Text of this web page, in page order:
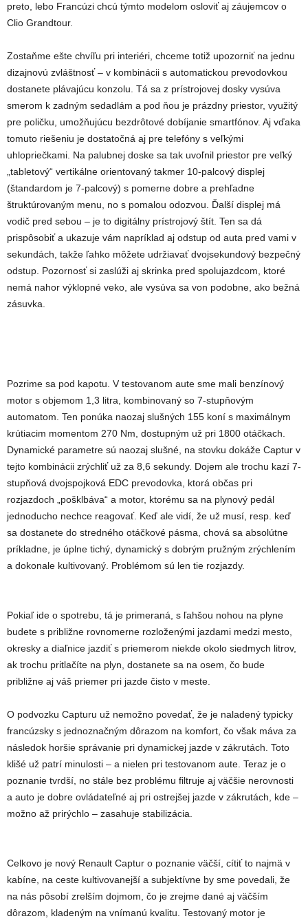
preto, lebo Francúzi chcú týmto modelom osloviť aj záujemcov o
Clio Grandtour.
Zostaňme ešte chvíľu pri interiéri, chceme totiž upozorniť na jednu
dizajnovú zvláštnosť – v kombinácii s automatickou prevodovkou
dostanete plávajúcu konzolu. Tá sa z prístrojovej dosky vysúva
smerom k zadným sedadlám a pod ňou je prázdny priestor, využitý
pre poličku, umožňujúcu bezdrôtové dobíjanie smartfónov. Aj vďaka
tomuto riešeniu je dostatočná aj pre telefóny s veľkými
uhlopriečkami. Na palubnej doske sa tak uvoľnil priestor pre veľký
„tabletový“ vertikálne orientovaný takmer 10-palcový displej
(štandardom je 7-palcový) s pomerne dobre a prehľadne
štruktúrovaným menu, no s pomalou odozvou. Ďalší displej má
vodič pred sebou – je to digitálny prístrojový štít. Ten sa dá
prispôsobiť a ukazuje vám napríklad aj odstup od auta pred vami v
sekundách, takže ľahko môžete udržiavať dvojsekundový bezpečný
odstup. Pozornosť si zaslúži aj skrinka pred spolujazdcom, ktoré
nemá nahor výklopné veko, ale vysúva sa von podobne, ako bežná
zásuvka.
Pozrime sa pod kapotu. V testovanom aute sme mali benzínový
motor s objemom 1,3 litra, kombinovaný so 7-stupňovým
automatom. Ten ponúka naozaj slušných 155 koní s maximálnym
krútiacim momentom 270 Nm, dostupným už pri 1800 otáčkach.
Dynamické parametre sú naozaj slušné, na stovku dokáže Captur v
tejto kombinácii zrýchliť už za 8,6 sekundy. Dojem ale trochu kazí 7-
stupňová dvojspojková EDC prevodovka, ktorá občas pri
rozjazdoch „pošklbáva“ a motor, ktorému sa na plynový pedál
jednoducho nechce reagovať. Keď ale vidí, že už musí, resp. keď
sa dostanete do stredného otáčkové pásma, chová sa absolútne
príkladne, je úplne tichý, dynamický s dobrým pružným zrýchlením
a dokonale kultivovaný. Problémom sú len tie rozjazdy.
Pokiaľ ide o spotrebu, tá je primeraná, s ľahšou nohou na plyne
budete s približne rovnomerne rozloženými jazdami medzi mesto,
okresky a diaľnice jazdiť s priemerom niekde okolo siedmych litrov,
ak trochu pritlačíte na plyn, dostanete sa na osem, čo bude
približne aj váš priemer pri jazde čisto v meste.
O podvozku Capturu už nemožno povedať, že je naladený typicky
francúzsky s jednoznačným dôrazom na komfort, čo však máva za
následok horšie správanie pri dynamickej jazde v zákrutách. Toto
klišé už patrí minulosti – a nielen pri testovanom aute. Teraz je o
poznanie tvrdší, no stále bez problému filtruje aj väčšie nerovnosti
a auto je dobre ovládateľné aj pri ostrejšej jazde v zákrutách, kde –
možno až prirýchlo – zasahuje stabilizácia.
Celkovo je nový Renault Captur o poznanie väčší, cítiť to najmä v
kabíne, na ceste kultivovanejší a subjektívne by sme povedali, že
na nás pôsobí zrelším dojmom, čo je zrejme dané aj väčším
dôrazom, kladeným na vnímanú kvalitu. Testovaný motor je